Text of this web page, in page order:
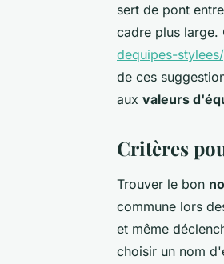
sert de pont
cadre plus large.
dequipes-stylees/
de ces
aux valeurs
Critères
Trouver le bon
commune lors
et même
choisir un nom